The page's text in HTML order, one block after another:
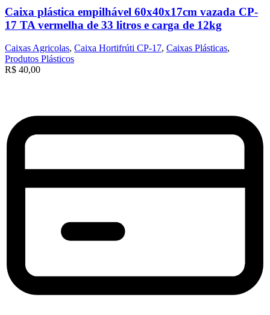
Caixa plástica empilhável 60x40x17cm vazada CP-
17 TA vermelha de 33 litros e carga de 12kg
Caixas Agricolas, Caixa Hortifrúti CP-17, Caixas Plásticas,
Produtos Plásticos
R$ 40,00